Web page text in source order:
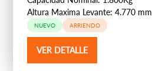
Altura Maxima Levante: 4.770 mm
NUEVO ARRIENDO
VER DETALLE